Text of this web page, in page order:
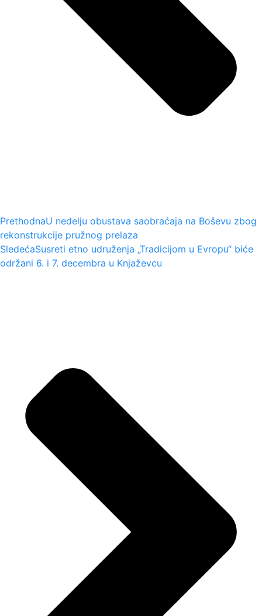
PrethodnaU nedelju obustava saobraćaja na Boševu zbog
rekonstrukcije pružnog prelaza
SledećaSusreti etno udruženja „Tradicijom u Evropu“ biće
održani 6. i 7. decembra u Knjaževcu